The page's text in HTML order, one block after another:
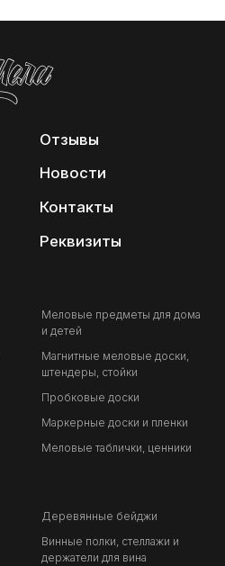
Меловые предметы для дома
и детей
Магнитные меловые доски,
штендеры, стойки
Пробковые доски
Маркерные доски и пленки
Меловые таблички, ценники
Деревянные бейджи
Винные полки, стеллажи и
держатели для вина